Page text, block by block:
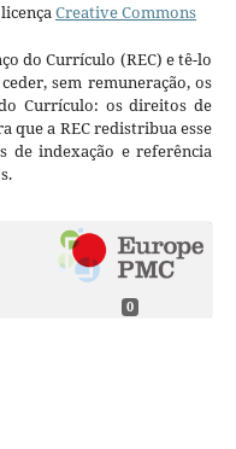
Creative Commons
do Currículo (REC) e tê-lo
sem remuneração, os
Currículo: os direitos de
que a REC redistribua esse
de indexação e referência
0